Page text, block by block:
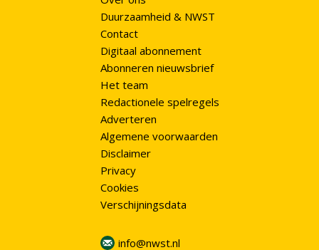
Duurzaamheid & NWST
Contact
Digitaal abonnement
Abonneren nieuwsbrief
Het team
Redactionele spelregels
Adverteren
Algemene voorwaarden
Disclaimer
Privacy
Cookies
Verschijningsdata
info@nwst.nl